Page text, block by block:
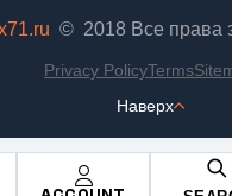
© 2018 Все
Наверх
Privacy PolicyTerms